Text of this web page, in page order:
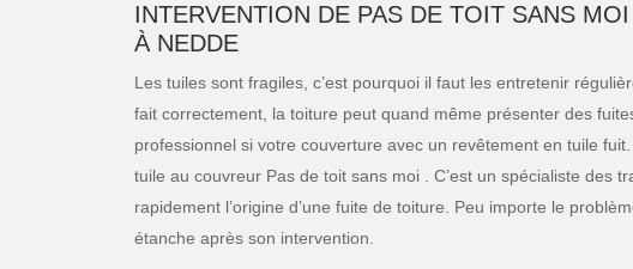
INTERVENTION DE PAS DE TOIT SANS
À NEDDE
Les tuiles sont fragiles, c’est pourquoi il faut les entretenir
fait correctement, la toiture peut quand même présenter des
professionnel si votre couverture avec un revêtement en tuile
tuile au couvreur Pas de toit sans moi . C’est un spécialiste des
rapidement l’origine d’une fuite de toiture. Peu importe le
étanche après son intervention.